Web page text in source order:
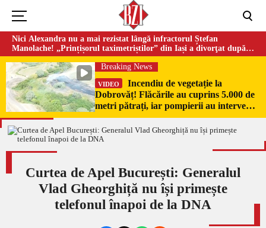
Nici Alexandra nu a mai rezistat lângă infractorul Ștefan
Manolache! „Prințișorul taximetriștilor” din Iași a divorţat după
doi ani de căsnicie
Breaking News
VIDEO
Incendiu de vegetație la
Dobrovăț! Flăcările au cuprins 5.000 de
metri pătrați, iar pompierii au intervenit
de urgență
Curtea de Apel București: Generalul
Vlad Gheorghiță nu își primește
telefonul înapoi de la DNA